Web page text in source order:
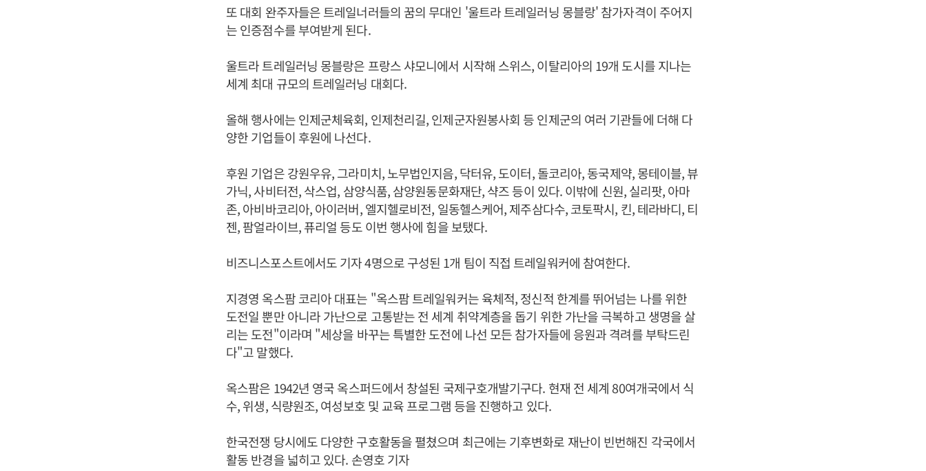
또 대회 완주자들은 트레일너러들의 꿈의 무대인 '울트라 트레일러닝 몽블랑' 참가자격이 주어지
는 인증점수를 부여받게 된다.
울트라 트레일러닝 몽블랑은 프랑스 샤모니에서 시작해 스위스, 이탈리아의 19개 도시를 지나는
세계 최대 규모의 트레일러닝 대회다.
올해 행사에는 인제군체육회, 인제천리길, 인제군자원봉사회 등 인제군의 여러 기관들에 더해 다
양한 기업들이 후원에 나선다.
후원 기업은 강원우유, 그라미치, 노무법인지음, 닥터유, 도이터, 돌코리아, 동국제약, 몽테이블, 뷰
가닉, 사비터전, 삭스업, 삼양식품, 삼양원동문화재단, 샥즈 등이 있다. 이밖에 신원, 실리팟, 아마
존, 아비바코리아, 아이러버, 엘지헬로비전, 일동헬스케어, 제주삼다수, 코토팍시, 킨, 테라바디, 티
젠, 팜얼라이브, 퓨리얼 등도 이번 행사에 힘을 보탰다.
비즈니스포스트에서도 기자 4명으로 구성된 1개 팀이 직접 트레일워커에 참여한다.
지경영 옥스팜 코리아 대표는 "옥스팜 트레일워커는 육체적, 정신적 한계를 뛰어넘는 나를 위한
도전일 뿐만 아니라 가난으로 고통받는 전 세계 취약계층을 돕기 위한 가난을 극복하고 생명을 살
리는 도전"이라며 "세상을 바꾸는 특별한 도전에 나선 모든 참가자들에 응원과 격려를 부탁드린
다"고 말했다.
옥스팜은 1942년 영국 옥스퍼드에서 창설된 국제구호개발기구다. 현재 전 세계 80여개국에서 식
수, 위생, 식량원조, 여성보호 및 교육 프로그램 등을 진행하고 있다.
한국전쟁 당시에도 다양한 구호활동을 펼쳤으며 최근에는 기후변화로 재난이 빈번해진 각국에서
활동 반경을 넓히고 있다. 손영호 기자